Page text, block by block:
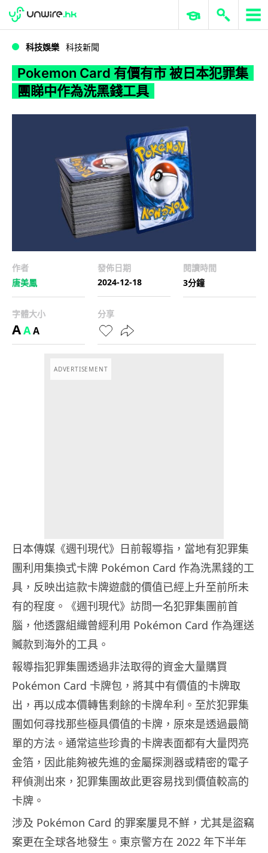
WWDC 2026 ERP 與商業 AI
科技娛樂 科技新聞
Pokemon Card 有價有市 被日本犯罪集
團睇中作為洗黑錢工具
作者
唐美鳳
發佈日期
2024-12-18
閱讀時間
3分鐘
字體大小
AAA
分享
ADVERTISEMENT
日本傳媒《週刊現代》日前報導指，當地有犯罪集
團利用集換式卡牌 Pokémon Card 作為洗黑錢的工
具，反映出這款卡牌遊戲的價值已經上升至前所未
有的程度。《週刊現代》訪問一名犯罪集團前首
腦，他透露組織曾經利用 Pokémon Card 作為運送
贓款到海外的工具。
報導指犯罪集團透過非法取得的資金大量購買
Pokémon Card 卡牌包，將其中有價值的卡牌取
出，再以成本價轉售剩餘的卡牌牟利。至於犯罪集
團如何尋找那些極具價值的卡牌，原來是透過最簡
單的方法。通常這些珍貴的卡牌表面都有大量閃亮
金箔，因此能夠被先進的金屬探測器或精密的電子
秤偵測出來，犯罪集團故此更容易找到價值較高的
卡牌。
涉及 Pokémon Card 的罪案屢見不鮮，尤其是盜竊
案更在全球各地發生。東京警方在 2022 年下半年